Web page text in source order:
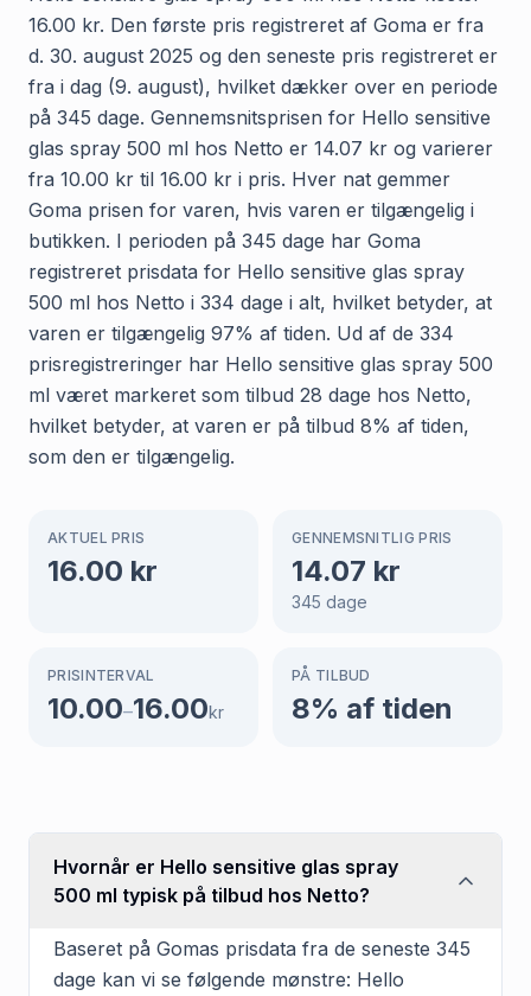
16.00 kr. Den første pris registreret af Goma er fra
d. 30. august 2025 og den seneste pris registreret er
fra i dag (9. august), hvilket dækker over en periode
på 345 dage. Gennemsnitsprisen for Hello sensitive
glas spray 500 ml hos Netto er 14.07 kr og varierer
fra 10.00 kr til 16.00 kr i pris. Hver nat gemmer
Goma prisen for varen, hvis varen er tilgængelig i
butikken. I perioden på 345 dage har Goma
registreret prisdata for Hello sensitive glas spray
500 ml hos Netto i 334 dage i alt, hvilket betyder, at
varen er tilgængelig 97% af tiden. Ud af de 334
prisregistreringer har Hello sensitive glas spray 500
ml været markeret som tilbud 28 dage hos Netto,
hvilket betyder, at varen er på tilbud 8% af tiden,
som den er tilgængelig.
AKTUEL PRIS
16.00 kr
GENNEMSNITLIG PRIS
14.07 kr
345 dage
PRISINTERVAL
10.00–16.00kr
PÅ TILBUD
8% af tiden
Hvornår er Hello sensitive glas spray
500 ml typisk på tilbud hos Netto?
Baseret på Gomas prisdata fra de seneste 345
dage kan vi se følgende mønstre: Hello